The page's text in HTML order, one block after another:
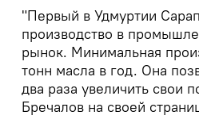
"Первый в Удмуртии
производство в
рынок. Минимальная
тонн масла в год. Она
два раза увеличить свои
Бречалов на своей